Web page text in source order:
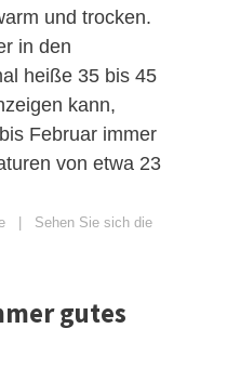
und trocken.
in den
heiße 35 bis 45
kann,
Februar immer
von etwa 23
| Sehen Sie sich die
gutes